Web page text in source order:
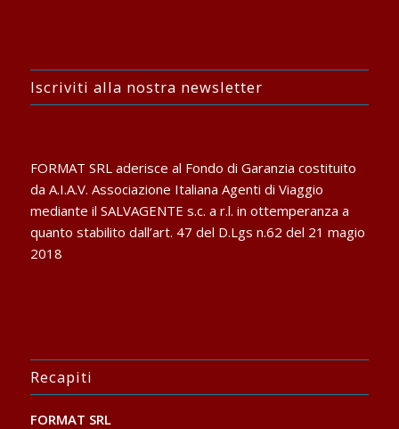
Iscriviti alla nostra newsletter
FORMAT SRL aderisce al Fondo di Garanzia costituito
da A.I.A.V. Associazione Italiana Agenti di Viaggio
mediante il SALVAGENTE s.c. a r.l. in ottemperanza a
quanto stabilito dall’art. 47 del D.Lgs n.62 del 21 magio
2018
Recapiti
FORMAT SRL